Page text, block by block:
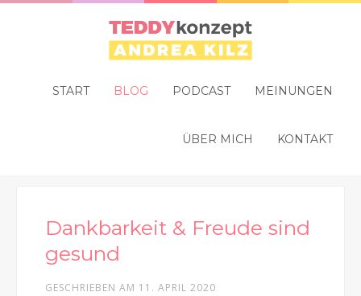
START BLOG PODCAST MEINUNGEN
ÜBER MICH KONTAKT
Dankbarkeit & Freude sind
gesund
GESCHRIEBEN AM 11. APRIL 2020